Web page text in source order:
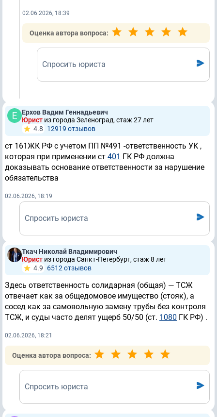
02.06.2026, 18:39
Оценка автора вопроса:
Спросить юриста
Ерхов Вадим Геннадьевич
Юрист из города Зеленоград, стаж 27 лет
4.8
12919 отзывов
ст 161ЖК РФ с учетом ПП №491 -ответственность УК ,
которая при применении ст 401 ГК РФ должна
доказывать основание ответственности за нарушение
обязательства
02.06.2026, 18:19
Спросить юриста
Ткач Николай Владимирович
Юрист из города Санкт-Петербург, стаж 8 лет
4.9
6512 отзывов
Здесь ответственность солидарная (общая) — ТСЖ
отвечает как за общедомовое имущество (стояк), а
сосед как за самовольную замену трубы без контроля
ТСЖ, и суды часто делят ущерб 50/50 (ст. 1080 ГК РФ) .
02.06.2026, 18:21
Оценка автора вопроса:
Спросить юриста